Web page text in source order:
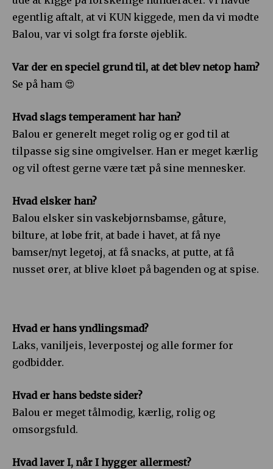
egentlig aftalt, at vi KUN kiggede, men da vi mødte
Balou, var vi solgt fra første øjeblik.
Var der en speciel grund til, at det blev netop ham?
Se på ham 😍
Hvad slags temperament har han?
Balou er generelt meget rolig og er god til at
tilpasse sig sine omgivelser. Han er meget kærlig
og vil oftest gerne være tæt på sine mennesker.
Hvad elsker han?
Balou elsker sin vaskebjørnsbamse, gåture,
bilture, at løbe frit, at bade i havet, at få nye
bamser/nyt legetøj, at få snacks, at putte, at få
nusset ører, at blive kløet på bagenden og at spise.
Hvad er hans yndlingsmad?
Laks, vaniljeis, leverpostej og alle former for
godbidder.
Hvad er hans bedste sider?
Balou er meget tålmodig, kærlig, rolig og
omsorgsfuld.
Hvad laver I, når I hygger allermest?